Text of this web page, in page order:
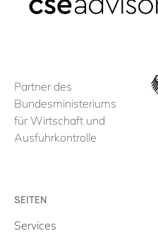
Partner des
Bundesministeriums
für Wirtschaft und
Ausfuhrkontrolle
SEITEN
Services